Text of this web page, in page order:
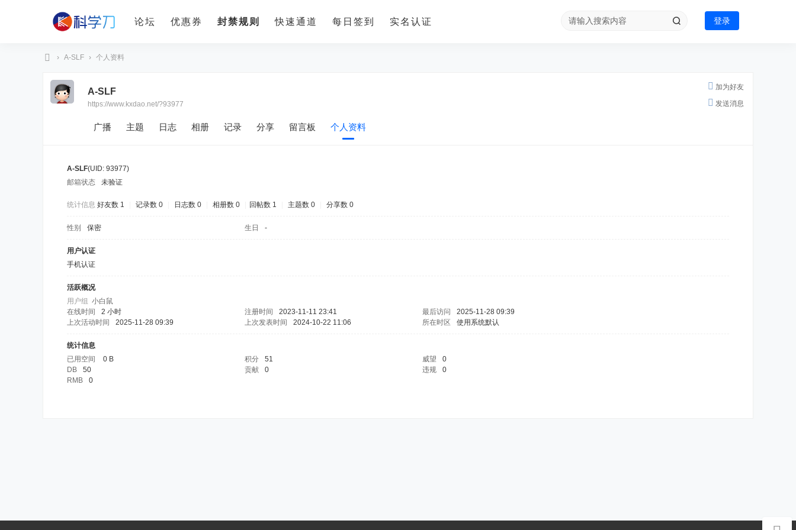
论坛 优惠券 封禁规则 快速通道 每日签到 实名认证 登录
› A-SLF › 个人资料
加为好友
发送消息
A-SLF
https://www.kxdao.net/?93977
广播 主题 日志 相册 记录 分享 留言板 个人资料
A-SLF(UID: 93977)
邮箱状态
未验证
统计信息 好友数 1 记录数 0 日志数 0 相册数 0 回帖数 1 主题数 0 分享数 0
性别 保密 生日 -
用户认证
手机认证
活跃概况
用户组 小白鼠
在线时间
2 小时 注册时间 2023-11-11 23:41 最后访问
2025-11-28 09:39
上次活动时间
2025-11-28 09:39 上次发表时间 2024-10-22 11:06 所在时区 使用系统默认
统计信息
已用空间
0 B 积分 51 威望
0
DB
50 贡献 0 违规
0
RMB
0